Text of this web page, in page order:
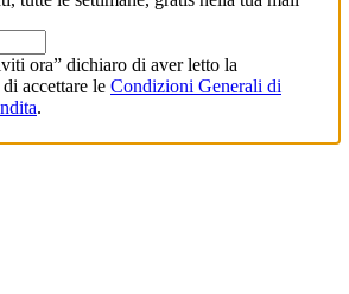
ora” dichiaro di aver letto la
di accettare le Condizioni Generali di
.